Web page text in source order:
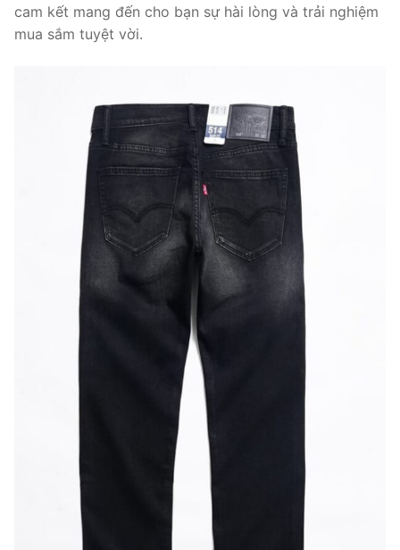
cam kết mang đến cho bạn sự hài lòng và trải nghiệm
mua sắm tuyệt vời.